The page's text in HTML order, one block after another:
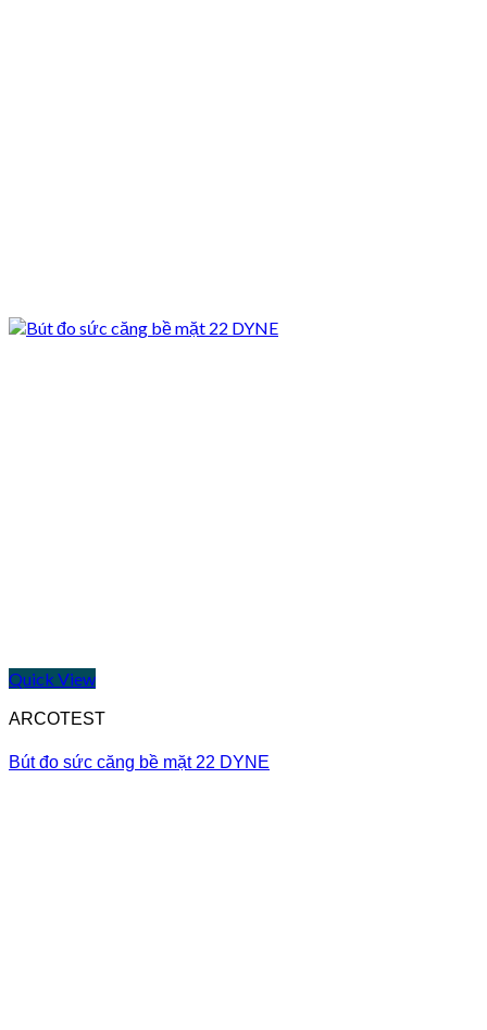
Quick View
ARCOTEST
Bút đo sức căng bề mặt 22 DYNE